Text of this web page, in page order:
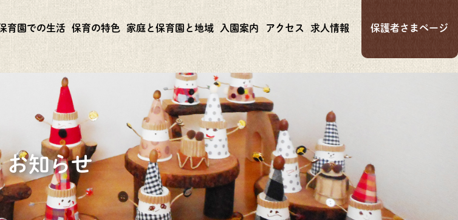
育園での生活 保育の特色 家庭と保育園と地域 入園案内 アクセス 求人情報 保護者さまページ
お知らせ